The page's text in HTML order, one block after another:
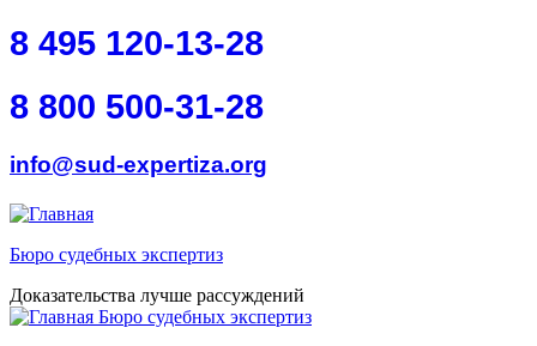
Перейти к основному содержанию
Skip to search
8 495 120-13-28
8 800 500-31-28
info@sud-expertiza.org
Бюро судебных экспертиз
Доказательства лучше рассуждений
Бюро судебных экспертиз